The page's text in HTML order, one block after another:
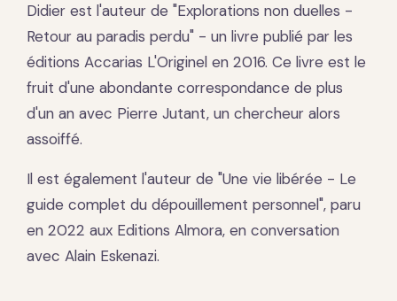
Didier est l'auteur de "Explorations non duelles -
Retour au paradis perdu" - un livre publié par les
éditions Accarias L'Originel en 2016. Ce livre est le
fruit d'une abondante correspondance de plus
d'un an avec Pierre Jutant, un chercheur alors
assoiffé.
Il est également l'auteur de "Une vie libérée - Le
guide complet du dépouillement personnel", paru
en 2022 aux Editions Almora, en conversation
avec Alain Eskenazi.